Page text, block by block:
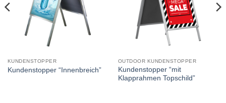
KUNDENSTOPPER
Kundenstopper “Innenbreich”
OUTDOOR KUNDENSTOPPER
Kundenstopper “mit
Klapprahmen Topschild”